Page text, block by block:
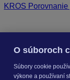
KROS
Kontrola rozpočtu
Editácia položky
Zobrazenie
presúvanie
O súboroch
Súbory cookie
výkone a používaní